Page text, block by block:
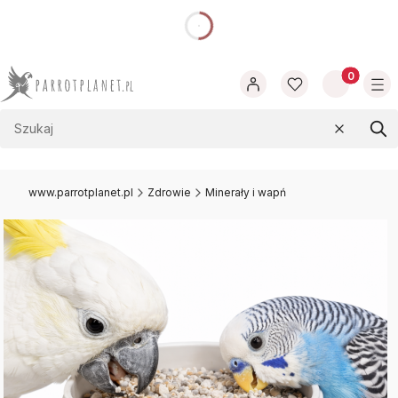
Produkty
Wyczyść
www.parrotplanet.pl Zdrowie Minerały i wapń